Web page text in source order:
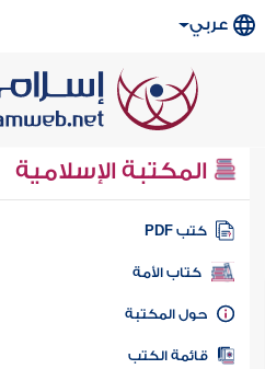
عربي
المكتبة الإسلامية
كتب PDF
كتاب الأمة
المكتبة